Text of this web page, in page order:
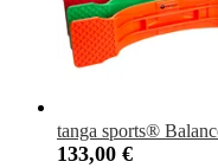
tanga sports®
133,00 €